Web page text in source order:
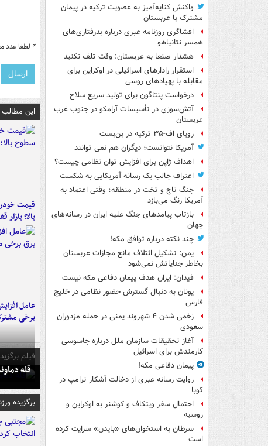
واکنش کنایه‌آمیز به عضویت ترکیه در پیمان
مشترک با عربستان
افشاگری روزنامه عبری درباره بدرفتاری‌های
همسر نتانیاهو
هشدار صنعا به عربستان: وقت تلف نکنید
استقرار رادارهای اسرائیلی در اوکراین برای
مقابله با پهپادهای روسی
درخواست پنتاگون برای تولید سریع سلاح
آتش‌سوزی در تأسیسات آرامکو در جنوب غرب
عربستان
رویای اف-۳۵ ترکیه در بن‌بست
آمریکا نتوانست؛ دیگران هم نمی توانند
اهداف ژاپن برای افزایش توان نظامی چیست؟
اعتراف جالب یک رسانه آمریکایی به شکست
جنگ تاج و تخت در منطقه؛ وقتی اعتماد به
آمریکا رنگ می‌بازد
بازتاب پیامدهای جنگ علیه ایران در رسانه‌های
جهان
چند نکته درباره توافق مکه!
یمن: تشکیل ائتلاف مانع مجازات عربستان
بخاطر جنایاتش نمی‌شود
فیدان: ایران هدف پیمان دفاعی مکه نیست
یونان به دنبال گسترش حضور نظامی در خلیج
فارس
زخمی شدن ۴ شهروند یمنی در حمله مزدوران
سعودی
آغاز تحقیقات سازمان ملل درباره جاسوسی
کارمندش برای اسرائیل
پیمان دفاعی مکه!
روایت رسانه عبری از دخالت آشکار ترامپ در
کوبا
احتمال سفر ویتکاف و کوشنر به اوکراین و
روسیه
سرطان به استخوان‌های «بایدن» سرایت کرده
است
* لطفا عدد
این
قیمت
بالا؛ بازار
عامل
برخی
فیلم
قله
برگزیده